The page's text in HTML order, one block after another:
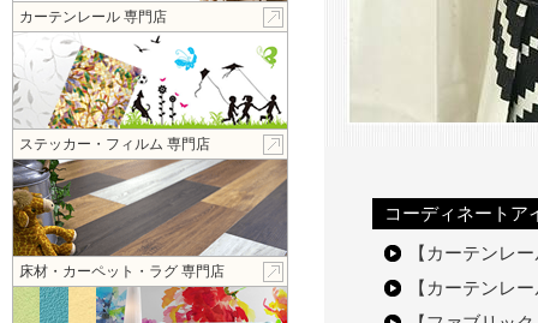
コーディネートア
【カーテンレ
【カーテンレ
カーテンレール 専門店
ステッカー・フィルム 専門店
床材・カーペット・ラグ 専門店